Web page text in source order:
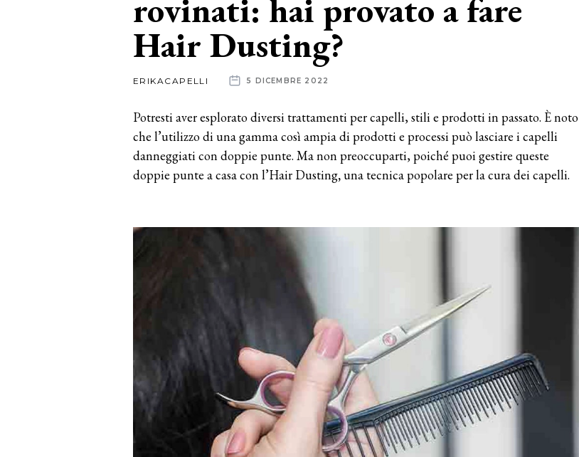
rovinati: hai provato a fare
Hair Dusting?
ERIKACAPELLI 5 DICEMBRE 2022
Potresti aver esplorato diversi trattamenti per capelli, stili e prodotti in passato. È noto
che l’utilizzo di una gamma così ampia di prodotti e processi può lasciare i capelli
danneggiati con doppie punte. Ma non preoccuparti, poiché puoi gestire queste
doppie punte a casa con l’Hair Dusting,una tecnica popolare per la cura dei capelli.